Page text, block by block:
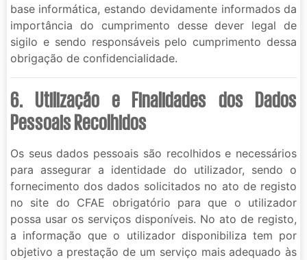
base informática, estando devidamente informados da
importância do cumprimento desse dever legal de
sigilo e sendo responsáveis pelo cumprimento dessa
obrigação de confidencialidade.
6. Utilização e Finalidades dos Dados
Pessoais Recolhidos
Os seus dados pessoais são recolhidos e necessários
para assegurar a identidade do utilizador, sendo o
fornecimento dos dados solicitados no ato de registo
no site do CFAE obrigatório para que o utilizador
possa usar os serviços disponíveis. No ato de registo,
a informação que o utilizador disponibiliza tem por
objetivo a prestação de um serviço mais adequado às